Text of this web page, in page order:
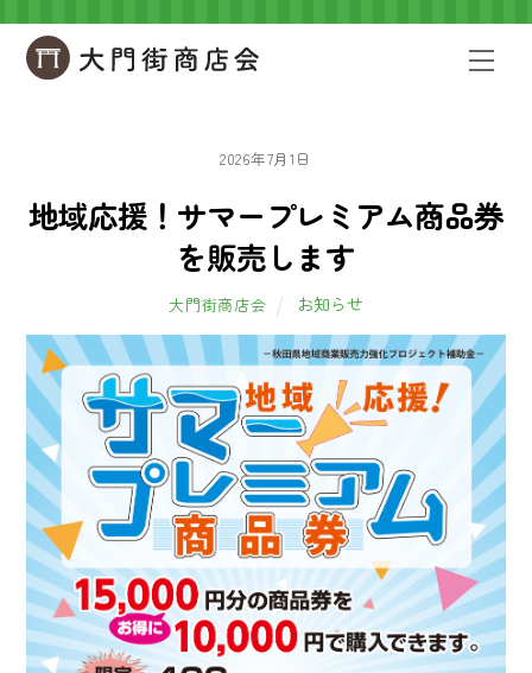
content
2026年7月1日
地域応援！サマープレミアム商品券
を販売します
大門街商店会 お知らせ